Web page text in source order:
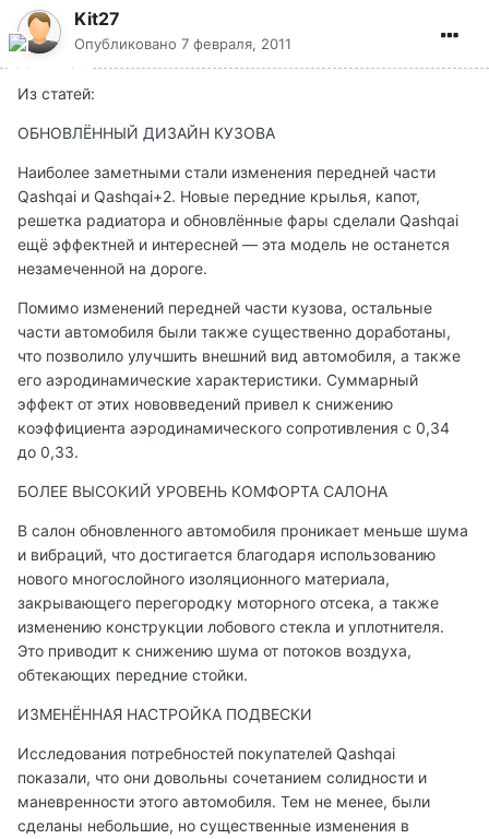
Kit27
Опубликовано 7 февраля, 2011
Из статей:
ОБНОВЛЁННЫЙ ДИЗАЙН КУЗОВА
Наиболее заметными стали изменения передней части
Qashqai и Qashqai+2. Новые передние крылья, капот,
решетка радиатора и обновлённые фары сделали Qashqai
ещё эффектней и интересней — эта модель не останется
незамеченной на дороге.
Помимо изменений передней части кузова, остальные
части автомобиля были также существенно доработаны,
что позволило улучшить внешний вид автомобиля, а также
его аэродинамические характеристики. Суммарный
эффект от этих нововведений привел к снижению
коэффициента аэродинамического сопротивления с 0,34
до 0,33.
БОЛЕЕ ВЫСОКИЙ УРОВЕНЬ КОМФОРТА САЛОНА
В салон обновленного автомобиля проникает меньше шума
и вибраций, что достигается благодаря использованию
нового многослойного изоляционного материала,
закрывающего перегородку моторного отсека, а также
изменению конструкции лобового стекла и уплотнителя.
Это приводит к снижению шума от потоков воздуха,
обтекающих передние стойки.
ИЗМЕНЁННАЯ НАСТРОЙКА ПОДВЕСКИ
Исследования потребностей покупателей Qashqai
показали, что они довольны сочетанием солидности и
маневренности этого автомобиля. Тем не менее, были
сделаны небольшие, но существенные изменения в